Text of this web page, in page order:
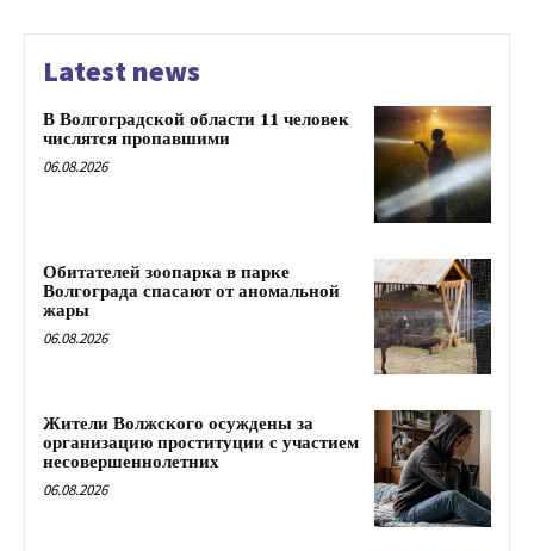
Latest news
В Волгоградской области 11 человек
числятся пропавшими
06.08.2026
Обитателей зоопарка в парке
Волгограда спасают от аномальной
жары
06.08.2026
Жители Волжского осуждены за
организацию проституции с участием
несовершеннолетних
06.08.2026